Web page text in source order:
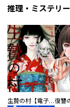
推理・ミステリー
生贄の村【電子単行本版】